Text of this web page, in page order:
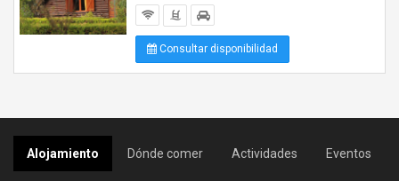
Consultar disponibilidad
Alojamiento Dónde comer Actividades Eventos